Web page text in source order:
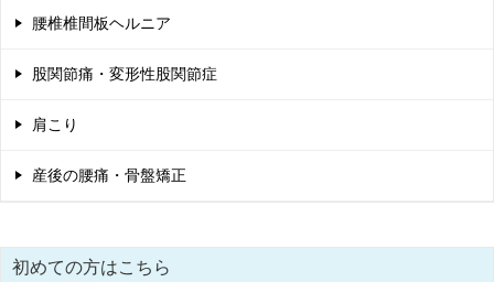
腰椎椎間板ヘルニア
股関節痛・変形性股関節症
肩こり
産後の腰痛・骨盤矯正
初めての方はこちら